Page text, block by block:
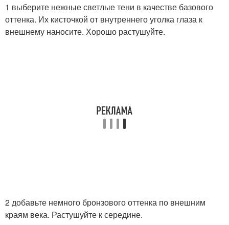
1 выберите нежные светлые тени в качестве базового
оттенка. Их кисточкой от внутреннего уголка глаза к
внешнему наносите. Хорошо растушуйте.
2 добавьте немного бронзового оттенка по внешним
краям века. Растушуйте к середине.